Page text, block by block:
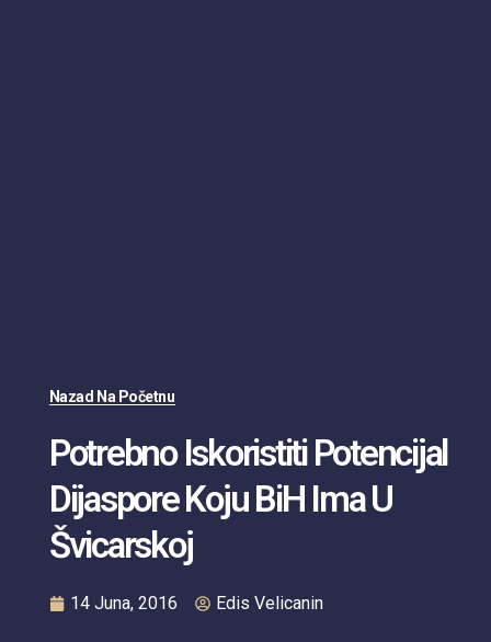
Nazad Na Početnu
Potrebno Iskoristiti Potencijal
Dijaspore Koju BiH Ima U
Švicarskoj
14 Juna, 2016 Edis Velicanin